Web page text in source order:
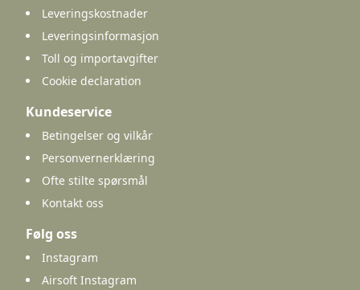
Leveringskostnader
Leveringsinformasjon
Toll og importavgifter
Cookie declaration
Kundeservice
Betingelser og vilkår
Personvernerklæring
Ofte stilte spørsmål
Kontakt oss
Følg oss
Instagram
Airsoft Instagram